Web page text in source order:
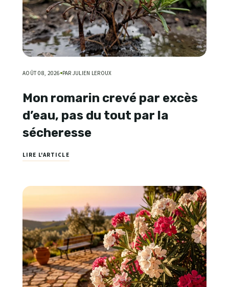
AOÛT 08, 2026 PAR JULIEN LEROUX
Mon romarin crevé par excès
d’eau, pas du tout par la
sécheresse
LIRE L'ARTICLE